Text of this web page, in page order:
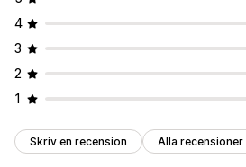
4
3
2
1
Skriv en recension Alla recensioner